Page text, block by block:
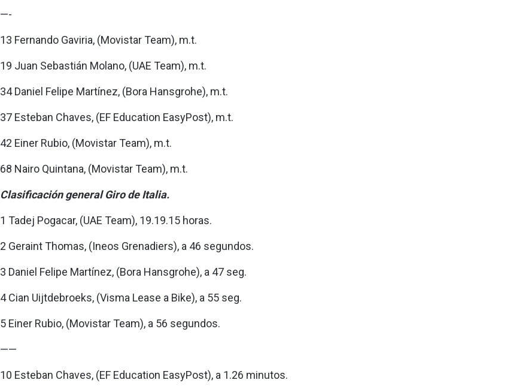
—-
13 Fernando Gaviria, (Movistar Team), m.t.
19 Juan Sebastián Molano, (UAE Team), m.t.
34 Daniel Felipe Martínez, (Bora Hansgrohe), m.t.
37 Esteban Chaves, (EF Education EasyPost), m.t.
42 Einer Rubio, (Movistar Team), m.t.
68 Nairo Quintana, (Movistar Team), m.t.
Clasificación general Giro de Italia.
1 Tadej Pogacar, (UAE Team), 19.19.15 horas.
2 Geraint Thomas, (Ineos Grenadiers), a 46 segundos.
3 Daniel Felipe Martínez, (Bora Hansgrohe), a 47 seg.
4 Cian Uijtdebroeks, (Visma Lease a Bike), a 55 seg.
5 Einer Rubio, (Movistar Team), a 56 segundos.
——
10 Esteban Chaves, (EF Education EasyPost), a 1.26 minutos.